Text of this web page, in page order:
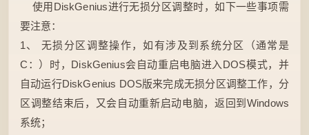
使用DiskGenius进行无损分区调整时，如下一些事项需
要注意：
1、 无损分区调整操作，如有涉及到系统分区（通常是
C：）时，DiskGenius会自动重启电脑进入DOS模式，并
自动运行DiskGenius DOS版来完成无损分区调整工作，分
区调整结束后，又会自动重新启动电脑，返回到Windows
系统；